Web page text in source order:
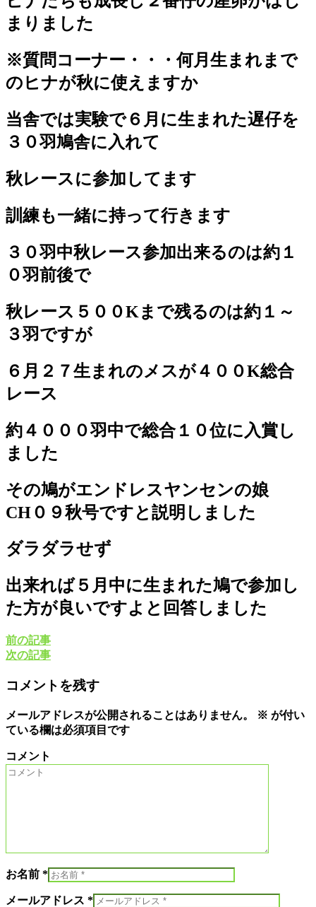
まりました
※質問コーナー・・・何月生まれまで
のヒナが秋に使えますか
当舎では実験で６月に生まれた遅仔を
３０羽鳩舎に入れて
秋レースに参加してます
訓練も一緒に持って行きます
３０羽中秋レース参加出来るのは約１
０羽前後で
秋レース５００Kまで残るのは約１～
３羽ですが
６月２７生まれのメスが４００K総合
レース
約４０００羽中で総合１０位に入賞し
ました
その鳩がエンドレスヤンセンの娘
CH０９秋号ですと説明しました
ダラダラせず
出来れば５月中に生まれた鳩で参加し
た方が良いですよと回答しました
前の記事
次の記事
コメントを残す
メールアドレスが公開されることはありません。 ※ が付い
ている欄は必須項目です
コメント
お名前 *
メールアドレス *